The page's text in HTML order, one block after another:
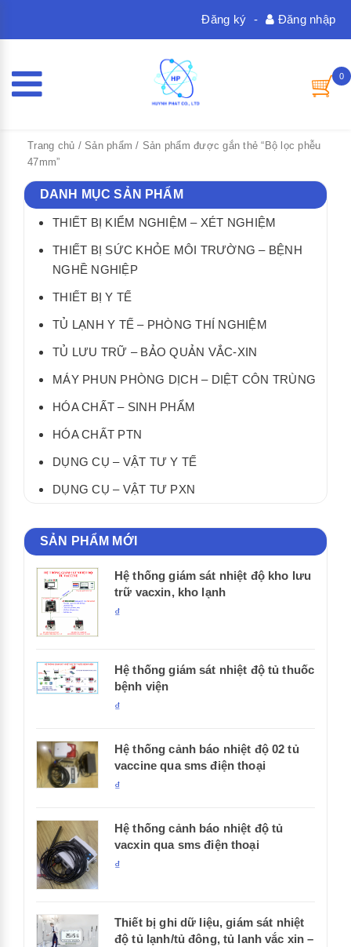
Đăng nhập
-
Đăng ký
0
Trang chủ / Sản phẩm / Sản phẩm được gắn thẻ “Bộ lọc phễu
47mm”
DANH MỤC SẢN PHẨM
THIẾT BỊ KIỂM NGHIỆM – XÉT NGHIỆM
THIẾT BỊ SỨC KHỎE MÔI TRƯỜNG – BỆNH
NGHỀ NGHIỆP
THIẾT BỊ Y TẾ
TỦ LẠNH Y TẾ – PHÒNG THÍ NGHIỆM
TỦ LƯU TRỮ – BẢO QUẢN VẮC-XIN
MÁY PHUN PHÒNG DỊCH – DIỆT CÔN TRÙNG
HÓA CHẤT – SINH PHẨM
HÓA CHẤT PTN
DỤNG CỤ – VẬT TƯ Y TẾ
DỤNG CỤ – VẬT TƯ PXN
SẢN PHẨM MỚI
Hệ thống giám sát nhiệt độ kho lưu
trữ vacxin, kho lạnh
₫
Hệ thống giám sát nhiệt độ tủ thuốc
bệnh viện
₫
Hệ thống cảnh báo nhiệt độ 02 tủ
vaccine qua sms điện thoại
₫
Hệ thống cảnh báo nhiệt độ tủ
vacxin qua sms điện thoại
₫
Thiết bị ghi dữ liệu, giám sát nhiệt
độ tủ lạnh/tủ đông, tủ lanh vắc xin –